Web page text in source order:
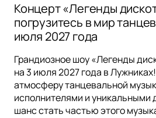
Концерт «Легенды
погрузитесь в мир
июля 2027 года
Грандиозное шоу «Легенды
на 3 июля 2027 года в
атмосферу танцевальной
исполнителями и уникальными
шанс стать частью этого